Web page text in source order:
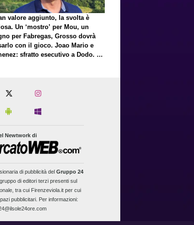
valore aggiunto, la svolta è
Un ‘mostro’ per Mou, un
per Fabregas, Grosso dovrà
con il gioco. Joao Mario e
sfratto esecutivo a Dodo. E
Newtwork di
di pubblicità del Gruppo 24
di editori terzi presenti sul
tra cui Firenzeviola.it per cui
pubblicitari. Per informazioni: